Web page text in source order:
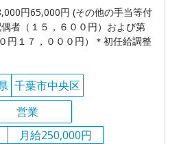
円65,000円 (その他の手当等付
者（１５，６００円）および第
円１７，０００円）＊初任給調整
千葉市中央区
営業
月給250,000円